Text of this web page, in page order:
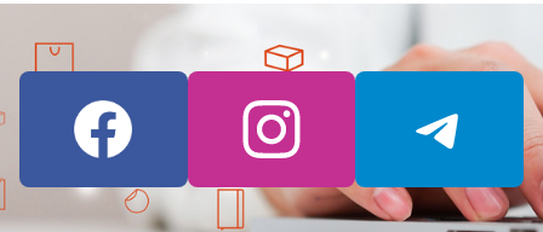
виробів у поліграфії, оскільки не вимагає складної
післядрукарської обробки. У той же час листівка
несе в собі величезну цінність для компанії. З її
допомогою ви легко сповістите клієнтів про зміни
в лінійці продукції та новинках компанії. Листівки
друкуються на крейдованих глянцевих та матових
паперах, а також на офсетних паперах.